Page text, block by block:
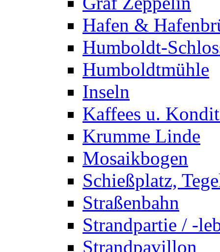
Hafen &
Humboldt-
Humboldtmühle
Inseln
Kaffees u.
Krumme Linde
Mosaikbogen
Schießplatz,
Straßenbahn
Strandpartie / -
Strandpavillon